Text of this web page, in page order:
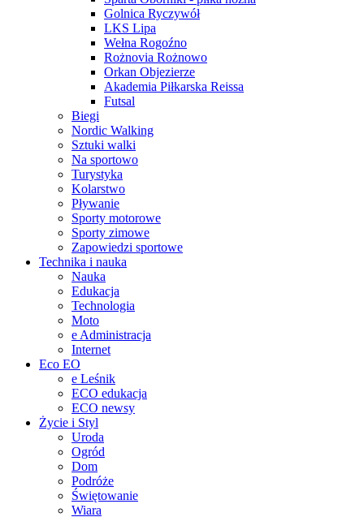
Golnica Ryczywół
LKS Lipa
Wełna Rogoźno
Rożnovia Rożnowo
Orkan Objezierze
Akademia Piłkarska Reissa
Futsal
Biegi
Nordic Walking
Sztuki walki
Na sportowo
Turystyka
Kolarstwo
Pływanie
Sporty motorowe
Sporty zimowe
Zapowiedzi sportowe
Technika i nauka
Nauka
Edukacja
Technologia
Moto
e Administracja
Internet
Eco EO
e Leśnik
ECO edukacja
ECO newsy
Życie i Styl
Uroda
Ogród
Dom
Podróże
Świętowanie
Wiara